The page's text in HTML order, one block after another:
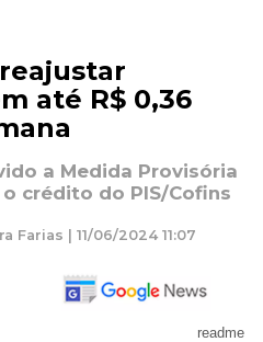
até R$ 0,36
a Medida Provisória
crédito do PIS/Cofins
Farias | 11/06/2024 11:07
readme